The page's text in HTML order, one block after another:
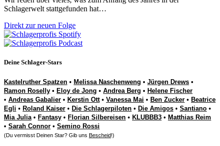
Schlagerwelt stattgefunden hat…
Direkt zur neuen Folge
Deine Schlager-Stars
Kastelruther Spatzen • Melissa Naschenweng • Jürgen Drews •
Ramon Roselly • Eloy de Jong • Andrea Berg • Helene Fischer
• Andreas Gabalier • Kerstin Ott• Vanessa Mai • Ben Zucker • Beatrice
Egli • Roland Kaiser • Die Schlagerpiloten • Die Amigos • Santiano •
Mia Julia• Fantasy • Florian Silbereisen • KLUBBB3 • Matthias Reim
• Sarah Connor • Semino Rossi
(Du vermisst Deinen Star? Gib uns Bescheid!)